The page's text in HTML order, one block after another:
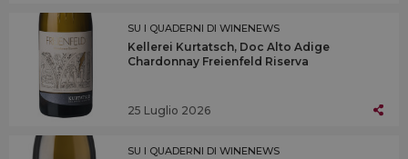
SU I QUADERNI DI WINENEWS
Kellerei Kurtatsch, Doc Alto Adige
Chardonnay Freienfeld Riserva
25 Luglio 2026
SU I QUADERNI DI WINENEWS